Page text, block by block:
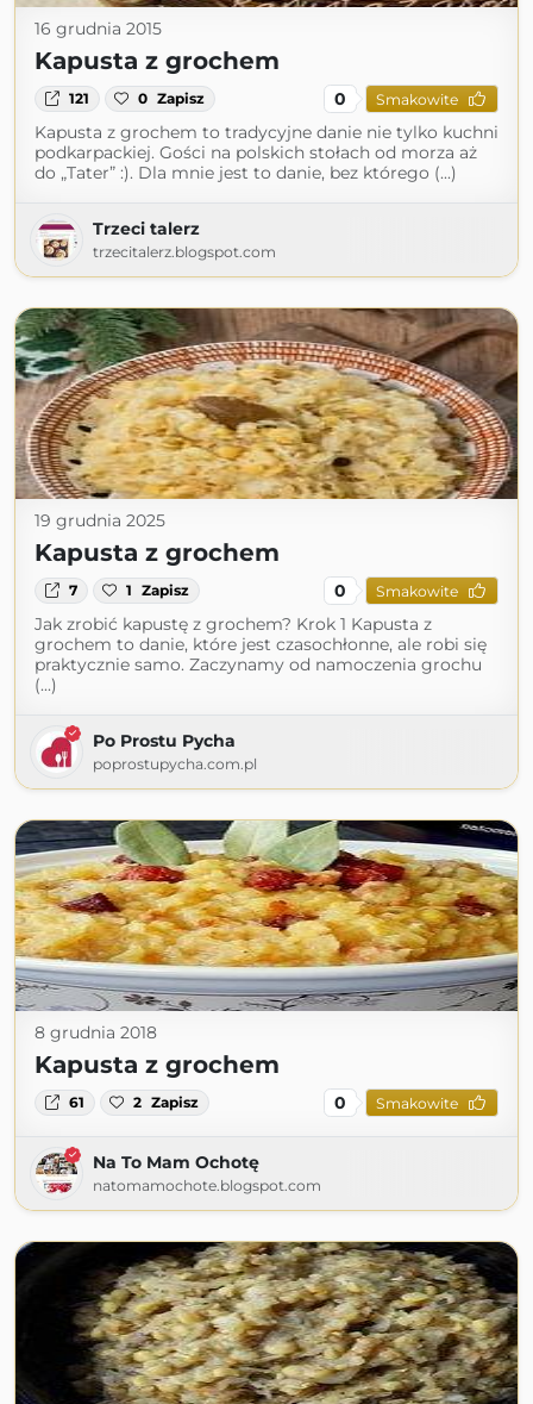
16 grudnia 2015
Kapusta z grochem
121 0 Zapisz 0 Smakowite
Kapusta z grochem to tradycyjne danie nie tylko kuchni
podkarpackiej. Gości na polskich stołach od morza aż
do „Tater” :). Dla mnie jest to danie, bez którego (...)
Trzeci talerz
trzecitalerz.blogspot.com
19 grudnia 2025
Kapusta z grochem
7 1 Zapisz 0 Smakowite
Jak zrobić kapustę z grochem? Krok 1 Kapusta z
grochem to danie, które jest czasochłonne, ale robi się
praktycznie samo. Zaczynamy od namoczenia grochu
(...)
Po Prostu Pycha
poprostupycha.com.pl
8 grudnia 2018
Kapusta z grochem
61 2 Zapisz 0 Smakowite
Na To Mam Ochotę
natomamochote.blogspot.com